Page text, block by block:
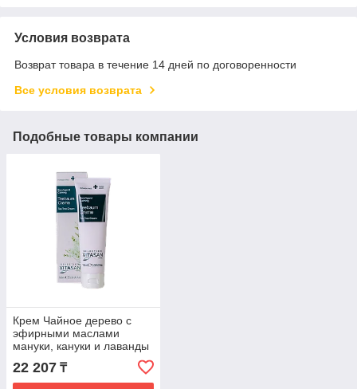
Условия возврата
Возврат товара в течение 14 дней по договоренности
Все условия возврата
Подобные товары компании
Крем Чайное дерево с
эфирными маслами
мануки, кануки и лаванды
для проблемной кожи
22 207 ₸